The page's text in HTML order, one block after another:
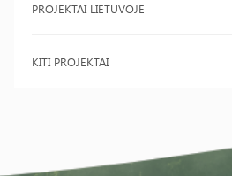
PROJEKTAI LIETUVOJE
KITI PROJEKTAI